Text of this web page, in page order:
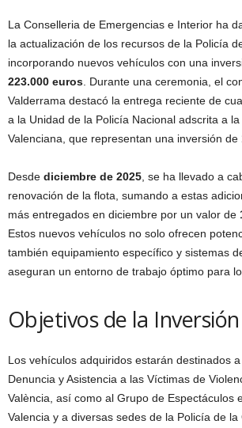
La Conselleria de Emergencias e Interior ha
la actualización de los recursos de la Policía
incorporando nuevos vehículos con una
223.000 euros. Durante una ceremonia, el
Valderrama destacó la entrega reciente de
a la Unidad de la Policía Nacional adscrita a
Valenciana, que representan una inversión de
Desde diciembre de 2025, se ha llevado a
renovación de la flota, sumando a estas
más entregados en diciembre por un valor de
Estos nuevos vehículos no solo ofrecen
también equipamiento específico y sistemas
aseguran un entorno de trabajo óptimo para
Objetivos de la Inversión
Los vehículos adquiridos estarán destinados
Denuncia y Asistencia a las Víctimas de
València, así como al Grupo de Espectáculos
Valencia y a diversas sedes de la Policía de la